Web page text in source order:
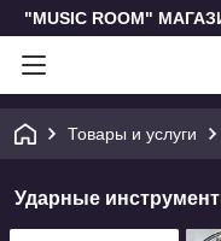
"MUSIC ROOM"
Товары и услуги
Ударные